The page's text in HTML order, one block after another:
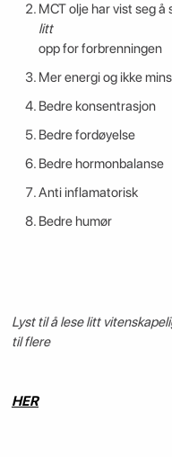
MCT olje har vist seg å
litt
opp for forbrenningen
Mer energi og ikke
Bedre konsentrasjon
Bedre fordøyelse
Bedre hormonbalanse
Anti inflamatorisk
Bedre humør
Lyst til å lese litt
til flere
HER